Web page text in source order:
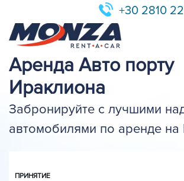
+30 2810
Аренда Авто порту
Ираклиона
Забронируйте с лучшими
автомобилями по аренде на
ПРИНЯТИЕ